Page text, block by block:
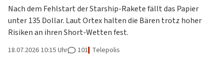
Nach dem Fehlstart der Starship-Rakete fällt das Papier
unter 135 Dollar. Laut Ortex halten die Bären trotz hoher
Risiken an ihren Short-Wetten fest.
18.07.2026 10:15 Uhr 101 Telepolis